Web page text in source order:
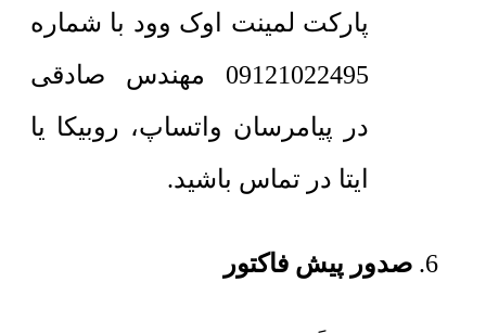
پارکت لمینت اوک وود با شماره
09121022495 مهندس صادقی
در پیامرسان واتساپ، روبیکا یا
ایتا در تماس باشید.
صدور پیش فاکتور